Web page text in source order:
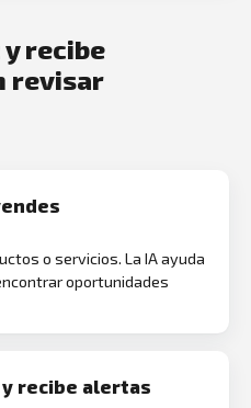
y recibe
revisar
o servicios. La IA ayuda
oportunidades
recibe alertas